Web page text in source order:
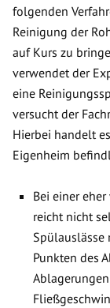
folgenden
Reinigung der
auf Kurs zu
verwendet der
eine
versucht der
Hierbei handelt
Eigenheim
Bei einer
reicht nicht
Spülauslässe
Punkten des